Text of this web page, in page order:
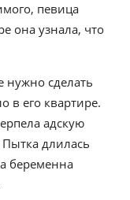
певица
она узнала, что
нужно сделать
в его квартире.
адскую
длилась
беременна